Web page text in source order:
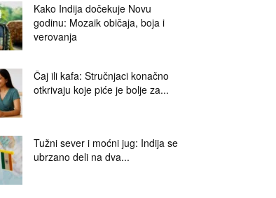
Kako Indija dočekuje Novu
godinu: Mozaik običaja, boja i
verovanja
Čaj ili kafa: Stručnjaci konačno
otkrivaju koje piće je bolje za...
Tužni sever i moćni jug: Indija se
ubrzano deli na dva...